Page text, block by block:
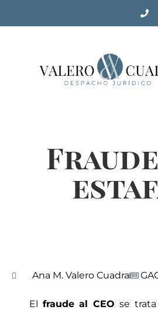
Ana M. Valero Cuadra
El fraude al CEO se